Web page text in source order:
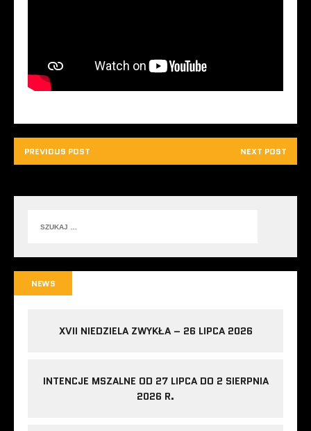
PREVIOUS POST NEXT POST
NEWS
XVII NIEDZIELA ZWYKŁA – 26 LIPCA 2026
INTENCJE MSZALNE OD 27 LIPCA DO 2 SIERPNIA
2026 R.